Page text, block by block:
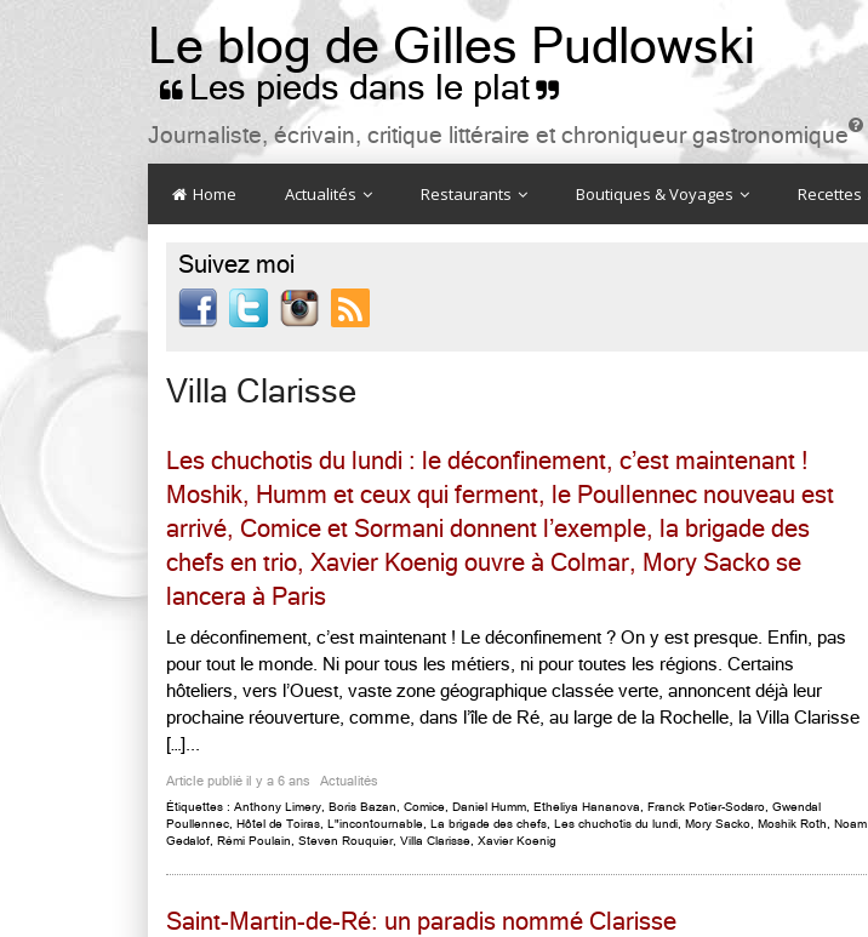
Le blog de Gilles Pudlowski
 Les pieds dans le plat 
Journaliste, écrivain, critique littéraire et chroniqueur gastronomique

Home Actualités Restaurants Boutiques & Voyages Recettes
Suivez moi

Villa Clarisse
Les chuchotis du lundi : le déconfinement, c’est maintenant !
Moshik, Humm et ceux qui ferment, le Poullennec nouveau est
arrivé, Comice et Sormani donnent l’exemple, la brigade des
chefs en trio, Xavier Koenig ouvre à Colmar, Mory Sacko se
lancera à Paris
Le déconfinement, c’est maintenant ! Le déconfinement ? On y est presque. Enfin, pas
pour tout le monde. Ni pour tous les métiers, ni pour toutes les régions. Certains
hôteliers, vers l’Ouest, vaste zone géographique classée verte, annoncent déjà leur
prochaine réouverture, comme, dans l’île de Ré, au large de la Rochelle, la Villa Clarisse
[…]...
Article publié il y a 6 ans Actualités
Étiquettes : Anthony Limery Boris Bazan Comice Daniel Humm Etheliya Hananova Franck Potier-Sodaro Gwendal
Poullennec Hôtel de Toiras L"incontournable La brigade des chefs Les chuchotis du lundi Mory Sacko Moshik Roth
Noam
Gedalof Rémi Poulain Steven Rouquier, Villa Clarisse Xavier Koenig
Saint-Martin-de-Ré: un paradis nommé Clarisse